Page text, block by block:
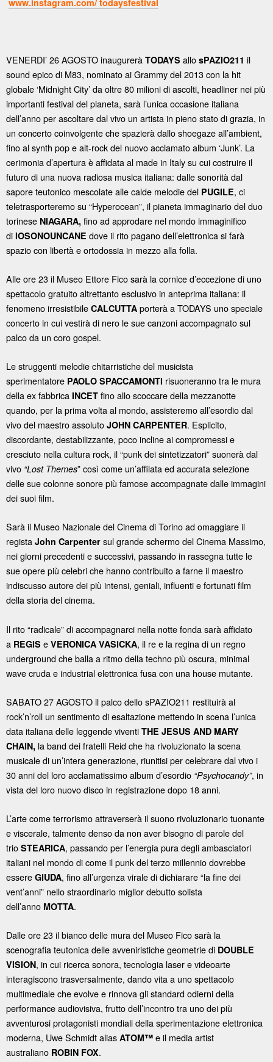
www.instagram.com/ todaysfestival
VENERDI’ 26 AGOSTO inaugurerà TODAYS allo sPAZIO211 il
sound epico di M83, nominato ai Grammy del 2013 con la hit
globale ‘Midnight City’ da oltre 80 milioni di ascolti, headliner nei più
importanti festival del pianeta, sarà l’unica occasione italiana
dell’anno per ascoltare dal vivo un artista in pieno stato di grazia, in
un concerto coinvolgente che spazierà dallo shoegaze all’ambient,
fino al synth pop e alt-rock del nuovo acclamato album ‘Junk’. La
cerimonia d’apertura è affidata al made in Italy su cui costruire il
futuro di una nuova radiosa musica italiana: dalle sonorità dal
sapore teutonico mescolate alle calde melodie del PUGILE, ci
teletrasporteremo su “Hyperocean”, il pianeta immaginario del duo
torinese NIAGARA, fino ad approdare nel mondo immaginifico
di IOSONOUNCANE dove il rito pagano dell’elettronica si farà
spazio con libertà e ortodossia in mezzo alla folla.
Alle ore 23 il Museo Ettore Fico sarà la cornice d’eccezione di uno
spettacolo gratuito altrettanto esclusivo in anteprima italiana: il
fenomeno irresistibile CALCUTTA porterà a TODAYS uno speciale
concerto in cui vestirà di nero le sue canzoni accompagnato sul
palco da un coro gospel.
Le struggenti melodie chitarristiche del musicista
sperimentatore PAOLO SPACCAMONTI risuoneranno tra le mura
della ex fabbrica INCET fino allo scoccare della mezzanotte
quando, per la prima volta al mondo, assisteremo all’esordio dal
vivo del maestro assoluto JOHN CARPENTER. Esplicito,
discordante, destabilizzante, poco incline ai compromessi e
cresciuto nella cultura rock, il “punk dei sintetizzatori” suonerà dal
vivo “Lost Themes” così come un’affilata ed accurata selezione
delle sue colonne sonore più famose accompagnate dalle immagini
dei suoi film.
Sarà il Museo Nazionale del Cinema di Torino ad omaggiare il
regista John Carpenter sul grande schermo del Cinema Massimo,
nei giorni precedenti e successivi, passando in rassegna tutte le
sue opere più celebri che hanno contribuito a farne il maestro
indiscusso autore dei più intensi, geniali, influenti e fortunati film
della storia del cinema.
Il rito “radicale” di accompagnarci nella notte fonda sarà affidato
a REGIS e VERONICA VASICKA, il re e la regina di un regno
underground che balla a ritmo della techno più oscura, minimal
wave cruda e industrial elettronica fusa con una house mutante.
SABATO 27 AGOSTO il palco dello sPAZIO211 restituirà al
rock’n’roll un sentimento di esaltazione mettendo in scena l’unica
data italiana delle leggende viventi THE JESUS AND MARY
CHAIN, la band dei fratelli Reid che ha rivoluzionato la scena
musicale di un’intera generazione, riunitisi per celebrare dal vivo i
30 anni del loro acclamatissimo album d’esordio “Psychocandy”, in
vista del loro nuovo disco in registrazione dopo 18 anni.
L’arte come terrorismo attraverserà il suono rivoluzionario tuonante
e viscerale, talmente denso da non aver bisogno di parole del
trio STEARICA, passando per l’energia pura degli ambasciatori
italiani nel mondo di come il punk del terzo millennio dovrebbe
essere GIUDA, fino all’urgenza virale di dichiarare “la fine dei
vent’anni” nello straordinario miglior debutto solista
dell’anno MOTTA.
Dalle ore 23 il bianco delle mura del Museo Fico sarà la
scenografia teutonica delle avveniristiche geometrie di DOUBLE
VISION, in cui ricerca sonora, tecnologia laser e videoarte
interagiscono trasversalmente, dando vita a uno spettacolo
multimediale che evolve e rinnova gli standard odierni della
performance audiovisiva, frutto dell’incontro tra uno dei più
avventurosi protagonisti mondiali della sperimentazione elettronica
moderna, Uwe Schmidt alias ATOM™ e il media artist
australiano ROBIN FOX.